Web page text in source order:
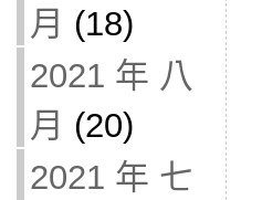
月 (18)
2021 年 八
月 (20)
2021 年 七